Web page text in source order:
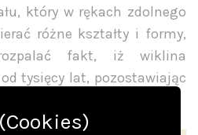
który w rękach zdolnego
różne kształty i formy,
fakt, iż wiklina
tysięcy lat, pozostawiając
kulturze ludowej.